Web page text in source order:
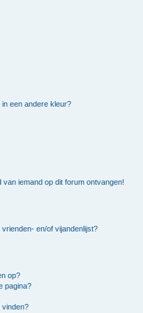
een andere kleur?
iemand op dit forum ontvangen!
en/of vijandenlijst?
op?
pagina?
vinden?